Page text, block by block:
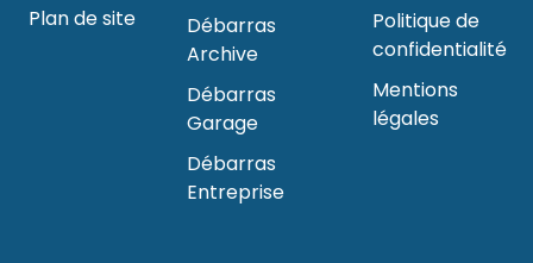
Plan de site
Débarras
Archive
Débarras
Garage
Débarras
Entreprise
Politique de
confidentialité
Mentions
légales